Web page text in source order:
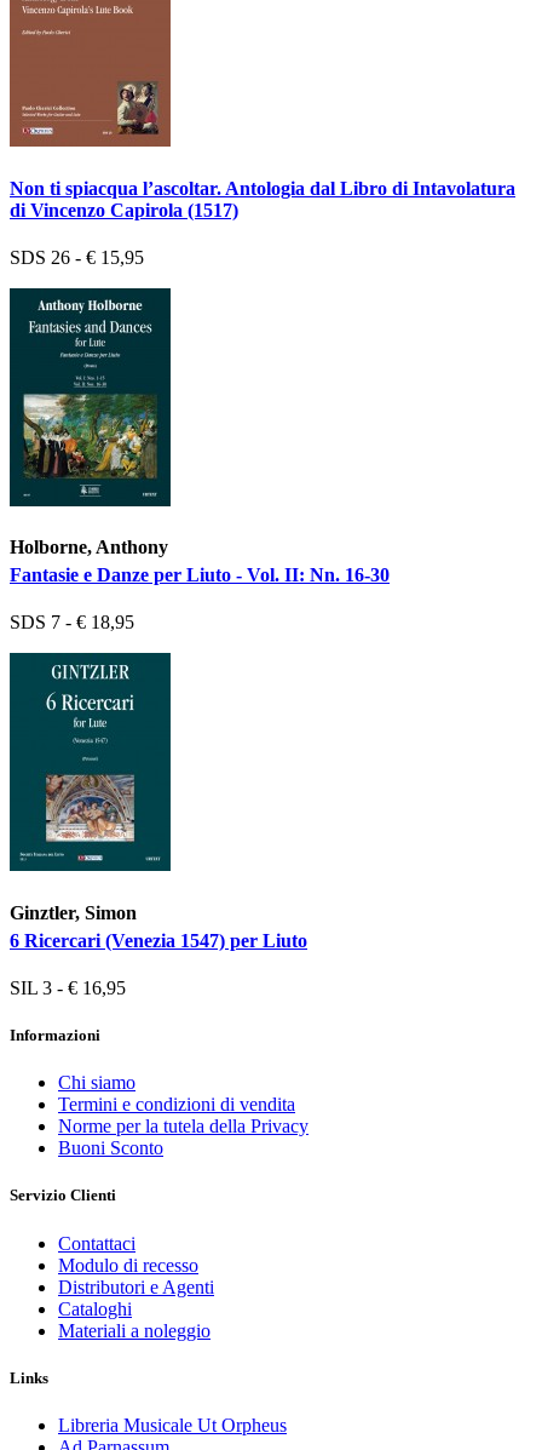
Non ti spiacqua l’ascoltar. Antologia dal Libro di Intavolatura
di Vincenzo Capirola (1517)
SDS 26 - € 15,95
Holborne, Anthony
Fantasie e Danze per Liuto - Vol. II: Nn. 16-30
SDS 7 - € 18,95
Ginztler, Simon
6 Ricercari (Venezia 1547) per Liuto
SIL 3 - € 16,95
Informazioni
Chi siamo
Termini e condizioni di vendita
Norme per la tutela della Privacy
Buoni Sconto
Servizio Clienti
Contattaci
Modulo di recesso
Distributori e Agenti
Cataloghi
Materiali a noleggio
Links
Libreria Musicale Ut Orpheus